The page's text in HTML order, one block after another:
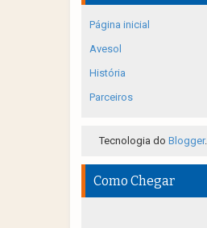
Página inicial
Avesol
História
Parceiros
Tecnologia doBlogger.
Como Chegar